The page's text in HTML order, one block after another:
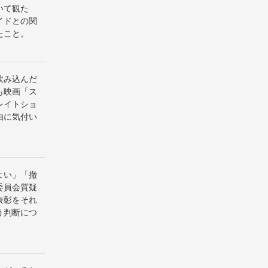
て観た
ドとの関
と。
み込んだ
映画「ス
イトショ
に気付い
い」「撤
員会質疑
彰をそれ
判断につ